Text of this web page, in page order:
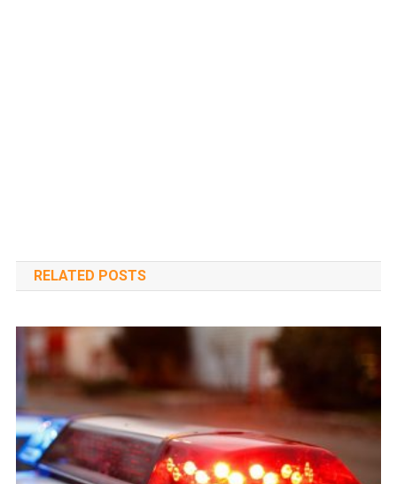
RELATED POSTS